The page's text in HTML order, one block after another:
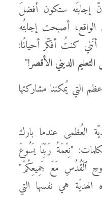
إجابتَه ستكون أفضلَ
أصبحت إجابتُه
أنّني كنتُ أفكّر أحيانًا:
التعليم الديني الأقصر!"
التي يُمكننا مشاركتها
العُظمى عندما بارك
"نِعْمَةُ رَبِّنَا يَسُوعَ
ٱلْقُدُسِ مَعَ جَمِيعِكُمْ"
14). وهذه الهديّة هي نفسها التي